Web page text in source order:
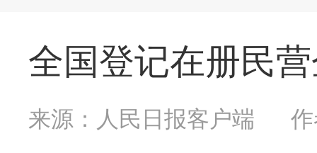
全国登记在册民
来源：人民日报客户端